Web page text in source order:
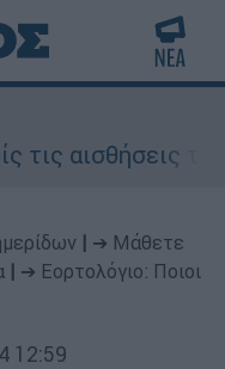
τις αισθήσεις
➔ Μάθετε
➔ Εορτολόγιο: Ποιοι
12:59